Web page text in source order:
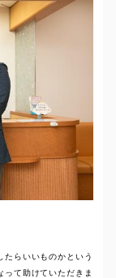
たらいいものかという
って助けていただきま